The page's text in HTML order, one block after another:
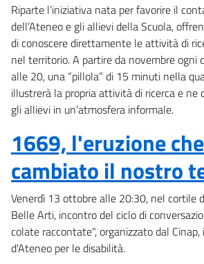
Riparte l’iniziativa nata per favorire il
dell’Ateneo e gli allievi della Scuola,
di conoscere direttamente le attività di
nel territorio. A partire da novembre ogni
alle 20, una “pillola” di 15 minuti nella
illustrerà la propria attività di ricerca e ne
gli allievi in un’atmosfera informale.
1669, l'eruzione
cambiato il nostro
Venerdì 13 ottobre alle 20:30, nel cortile
Belle Arti, incontro del ciclo di
colate raccontate", organizzato dal
d'Ateneo per le disabilità.